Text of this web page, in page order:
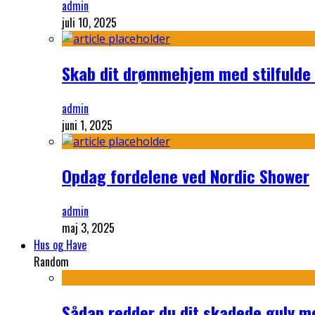
admin
juli 10, 2025
Skab dit drømmehjem med
admin
juni 1, 2025
Opdag fordelene ved Nordic Shower
admin
maj 3, 2025
Hus og Have
Random